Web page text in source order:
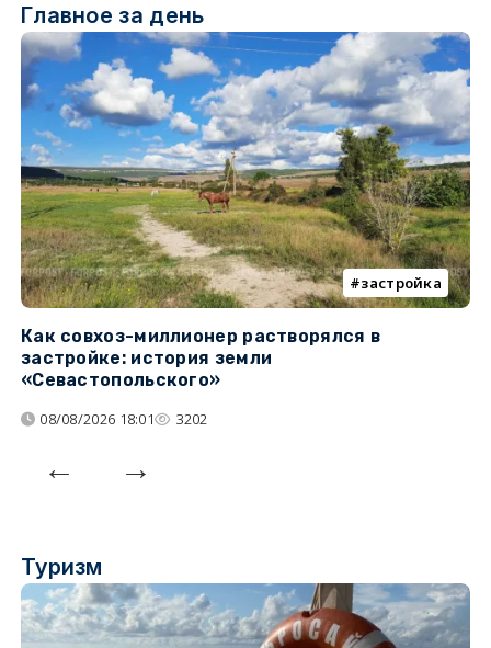
Главное за день
застройка
Как совхоз-миллионер растворялся в
застройке: история земли
«Севастопольского»
08/08/2026 18:01 3202
Туризм